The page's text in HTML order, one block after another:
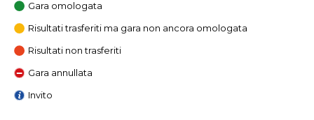
Gara omologata
Risultati trasferiti ma gara non ancora omologata
Risultati non trasferiti
Gara annullata
Invito